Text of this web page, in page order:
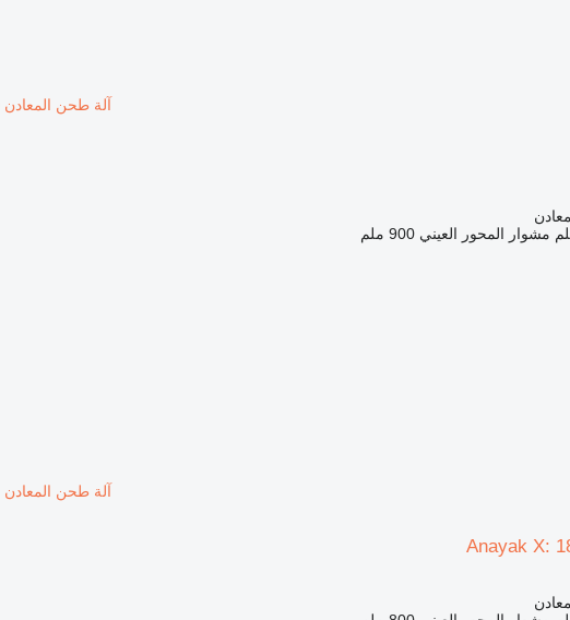
آلة طحن المعادن Anayak VH-2200
مشوار المحور العيني 900 ملم
آلة طحن المعادن Anayak X: 1800 - Y: 800 - Z: 800mm
Anayak X: